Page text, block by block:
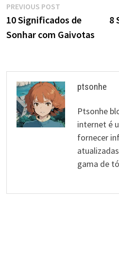
Navegação
de
PREVIOUS POSTPrevious
post:
10 Significados de
Sonhar com Gaivotas
8
ptsonhe
Ptsonhe
internet é
fornecer
gama de